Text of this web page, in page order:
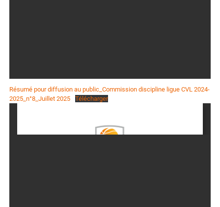
Résumé pour diffusion au public_Commission discipline ligue CVL 2024-
2025_n°8_Juillet 2025
Télécharger